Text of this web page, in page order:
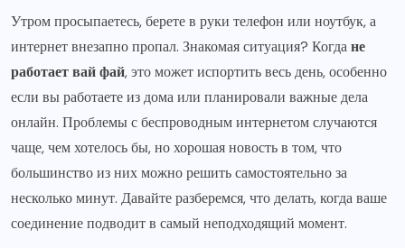
Утром просыпаетесь, берете в руки телефон или ноутбук, а
интернет внезапно пропал. Знакомая ситуация? Когдане
работает вай фай, это может испортить весь день, особенно
если вы работаете из дома или планировали важные дела
онлайн. Проблемы с беспроводным интернетом случаются
чаще, чем хотелось бы, но хорошая новость в том, что
большинство из них можно решить самостоятельно за
несколько минут. Давайте разберемся, что делать, когда ваше
соединение подводит в самый неподходящий момент.